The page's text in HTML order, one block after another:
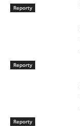
Reporty
Reporty
Reporty